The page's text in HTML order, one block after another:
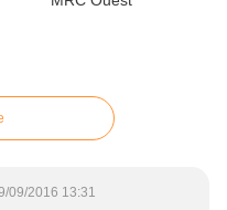
09/2016 13:31